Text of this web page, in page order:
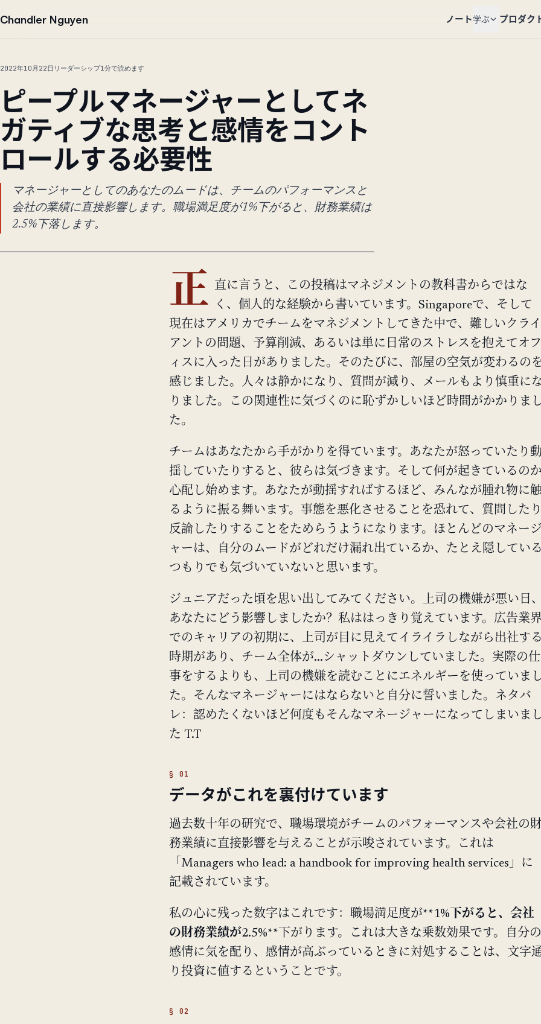
Chandler Nguyen ノート学ぶ プロダク
2022年10月22日 リーダーシップ1分で読めます
ピープルマネージャーとしてネ
ガティブな思考と感情をコント
ロールする必要性
マネージャーとしてのあなたのムードは、チームのパフォーマンスと
会社の業績に直接影響します。職場満足度が1%下がると、財務業績は
2.5%下落します。
正
直に言うと、この投稿はマネジメントの教科書からではな
く、個人的な経験から書いています。Singaporeで、そして
現在はアメリカでチームをマネジメントしてきた中で、難しいクライ
アントの問題、予算削減、あるいは単に日常のストレスを抱えてオフ
ィスに入った日がありました。そのたびに、部屋の空気が変わるの
感じました。人々は静かになり、質問が減り、メールもより慎重に
りました。この関連性に気づくのに恥ずかしいほど時間がかかりま
た。
チームはあなたから手がかりを得ています。あなたが怒っていたり動
揺していたりすると、彼らは気づきます。そして何が起きているのか
心配し始めます。あなたが動揺すればするほど、みんなが腫れ物に触
るように振る舞います。事態を悪化させることを恐れて、質問したり
反論したりすることをためらうようになります。ほとんどのマネージ
ャーは、自分のムードがどれだけ漏れ出ているか、たとえ隠している
つもりでも気づいていないと思います。
ジュニアだった頃を思い出してみてください。上司の機嫌が悪い日、
あなたにどう影響しましたか？私ははっきり覚えています。広告業界
でのキャリアの初期に、上司が目に見えてイライラしながら出社する
時期があり、チーム全体が...シャットダウンしていました。実際の仕
事をするよりも、上司の機嫌を読むことにエネルギーを使っていま
た。そんなマネージャーにはならないと自分に誓いました。ネタバ
レ：認めたくないほど何度もそんなマネージャーになってしまいま
た T.T
データがこれを裏付けています
過去数十年の研究で、職場環境がチームのパフォーマンスや会社の財
務業績に直接影響を与えることが示唆されています。これは
「Managers who lead: a handbook for improving health services」に
記載されています。
私の心に残った数字はこれです：職場満足度が**1% 下がると、会社
の財務業績が2.5%**下がります。これは大きな乗数効果です。自分の
感情に気を配り、感情が高ぶっているときに対処することは、文字
り投資に値するということです。